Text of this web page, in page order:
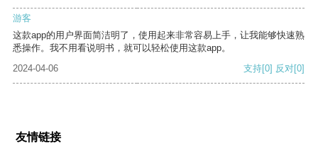
游客
这款app的用户界面简洁明了，使用起来非常容易上手，让我能够快速熟
悉操作。我不用看说明书，就可以轻松使用这款app。
2024-04-06
支持[0] 反对[0]
友情链接